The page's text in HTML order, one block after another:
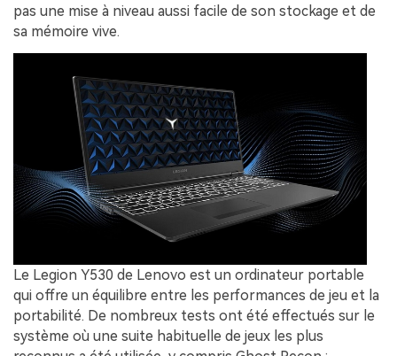
pas une mise à niveau aussi facile de son stockage et de
sa mémoire vive.
Le Legion Y530 de Lenovo est un ordinateur portable
qui offre un équilibre entre les performances de jeu et la
portabilité. De nombreux tests ont été effectués sur le
système où une suite habituelle de jeux les plus